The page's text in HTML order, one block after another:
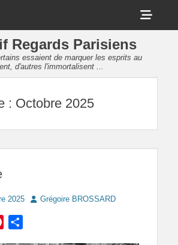
Regards Parisiens
essaient de marquer les esprits au
d'autres l'immortalisent ...
: Octobre 2025
2025 Author
Grégoire BROSSARD
Pinterest